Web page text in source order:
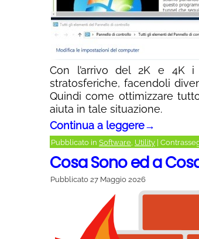
Con l’arrivo del 2K e 4K i
stratosferiche, facendoli
Quindi come ottimizzare
aiuta in tale situazione.
Continua a leggere→
Pubblicato in Software, Utility
Cosa Sono ed a
Pubblicato 27 Maggio 2026